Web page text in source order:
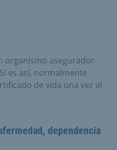
organismo asegurador
es así, normalmente
de vida una vez al
dependencia